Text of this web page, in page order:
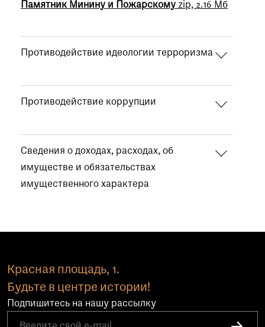
Памятник Минину и Пожарскому zip, 2.16 Мб
Противодействие идеологии терроризма
Противодействие коррупции
Сведения о доходах, расходах, об
имуществе и обязательствах
имущественного характера
Красная площадь, 1.
Будьте в центре истории!
Подпишитесь на нашу рассылку